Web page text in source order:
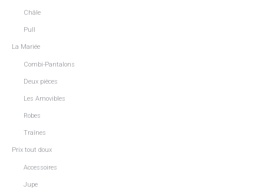
Châle
Pull
La Mariée
Combi-Pantalons
Deux pièces
Les Amovibles
Robes
Traînes
Prix tout doux
Accessoires
Jupe